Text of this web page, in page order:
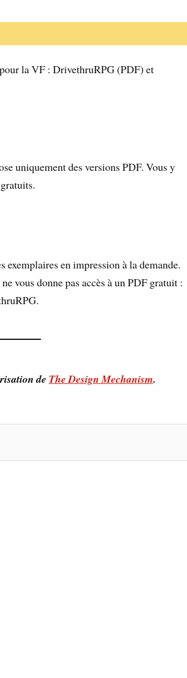
la VF : DrivethruRPG (PDF) et
uniquement des versions PDF. Vous y
en impression à la demande.
vous donne pas accès à un PDF gratuit :
de The Design Mechanism.